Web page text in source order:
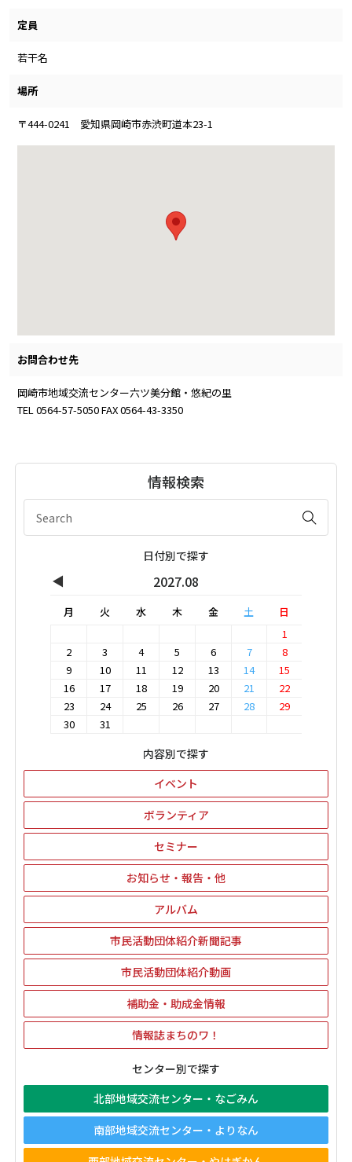
定員
若干名
場所
〒444-0241 愛知県岡崎市赤渋町道本23-1
お問合わせ先
岡崎市地域交流センター六ツ美分館・悠紀の里
TEL 0564-57-5050 FAX 0564-43-3350
情報検索
日付別で探す
◀ 2027.08
月 火 水 木 金 土
日
1
2
3 4 5 6 7
8
9
10 11 12 13 14
15
16
17 18 19 20 21
22
23
24 25 26 27 28
29
30
31
内容別で探す
イベント
ボランティア
セミナー
お知らせ・報告・他
アルバム
市民活動団体紹介新聞記事
市民活動団体紹介動画
補助金・助成金情報
情報誌まちのワ！
センター別で探す
北部地域交流センター・なごみん
南部地域交流センター・よりなん